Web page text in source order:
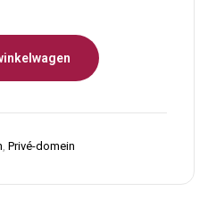
, Privé-domein